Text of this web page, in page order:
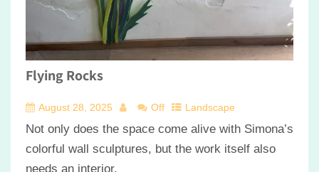
Flying Rocks
August 28, 2025 Off Landscape
Not only does the space come alive with Simona’s
colorful wall sculptures, but the work itself also
needs an interior.